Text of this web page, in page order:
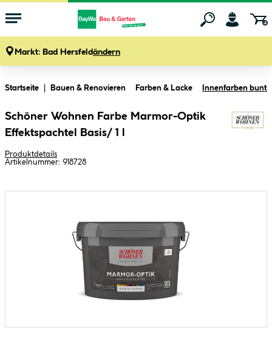
Markt: Bad Hersfeldändern
Startseite Bauen & Renovieren Farben & Lacke Innenfarben bunt
Schöner Wohnen Farbe Marmor-Optik
Effektspachtel Basis/ 1 l
Produktdetails
Artikelnummer: 918728